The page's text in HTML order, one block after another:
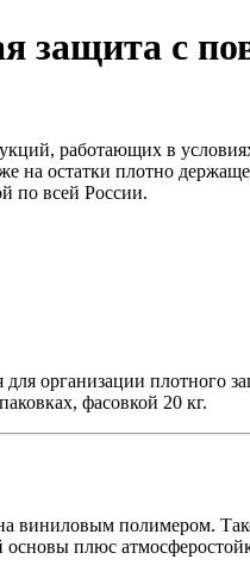
защита с
работающих в
на остатки плотно
по всей России.
организации плотного
фасовкой 20 кг.
полимером.
плюс